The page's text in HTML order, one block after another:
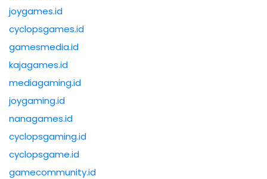
joygames.id
cyclopsgames.id
gamesmedia.id
kajagames.id
mediagaming.id
joygaming.id
nanagames.id
cyclopsgaming.id
cyclopsgame.id
gamecommunity.id